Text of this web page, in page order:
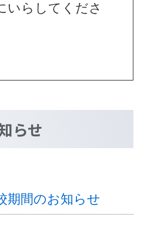
いらしてくださ
らせ
期間のお知らせ